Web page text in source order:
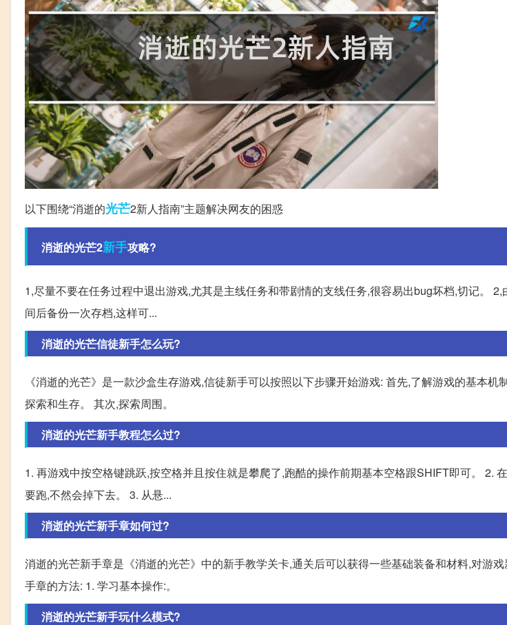
以下围绕“消逝的光芒2新人指南”主题解决网友的困惑
消逝的光芒2新手攻略?
1,尽量不要在任务过程中退出游戏,尤其是主线任务和带剧情的支线任务,很容易出bug坏档,切记。
间后备份一次存档,这样可...
消逝的光芒信徒新手怎么玩?
《消逝的光芒》是一款沙盒生存游戏,信徒新手可以按照以下步骤开始游戏: 首先,了解游戏的基本机
探索和生存。 其次,探索周围。
消逝的光芒新手教程怎么过?
1. 再游戏中按空格键跳跃,按空格并且按住就是攀爬了,跑酷的操作前期基本空格跟SHIFT即可。 2.
要跑,不然会掉下去。 3. 从悬...
消逝的光芒新手章如何过?
消逝的光芒新手章是《消逝的光芒》中的新手教学关卡,通关后可以获得一些基础装备和材料,对游
手章的方法: 1. 学习基本操作:。
消逝的光芒新手玩什么模式?